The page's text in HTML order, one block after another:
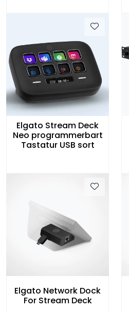
Elgato Stream Deck
Neo programmerbart
Tastatur USB sort
Elgato Network Dock
For Stream Deck